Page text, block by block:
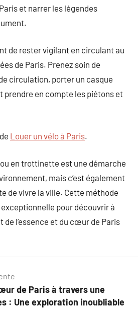
et narrer les légendes
de rester vigilant en circulant au
de Paris. Prenez soin de
circulation, porter un casque
prendre en compte les piétons et
Louer un vélo à Paris.
en trottinette est une démarche
mais c’est également
de vivre la ville. Cette méthode
pour découvrir à
de l’essence et du cœur de Paris
de Paris à travers une
: Une exploration inoubliable